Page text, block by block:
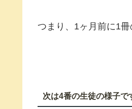
つまり、1ヶ月前に1
次は4番の生徒の様子で